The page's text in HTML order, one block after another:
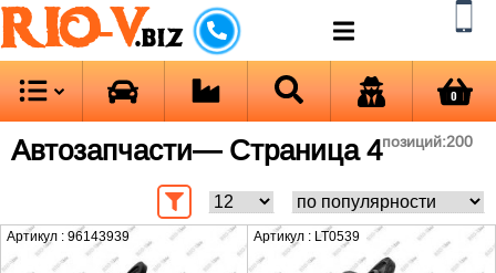
RIO-V.biz
0
Автозапчасти— Страница 4позиций:200
Артикул : 96143939 Артикул : LT0539